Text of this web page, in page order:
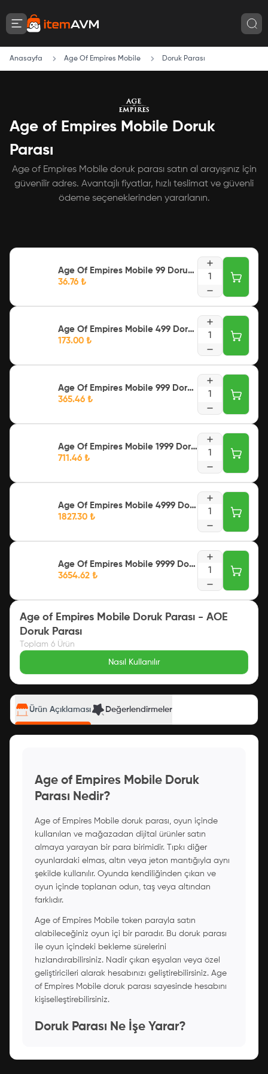
Anasayfa Age Of Empires Mobile Doruk Parası
Age of Empires Mobile Doruk
Parası
Age of Empires Mobile doruk parası satın al arayışınız için
güvenilir adres. Avantajlı fiyatlar, hızlı teslimat ve güvenli
ödeme seçeneklerinden yararlanın.
Age of Empires Mobile Doruk Parası - AOE
Doruk Parası
Toplam 6 Ürün
Nasıl Kullanılır
Age Of Empires Mobile 99 Doruk Parası [Token]
36.76 ₺
1
Age Of Empires Mobile 499 Doruk Parası [Token]
173.00 ₺
1
Age Of Empires Mobile 999 Doruk Parası [Token]
365.46 ₺
1
Age Of Empires Mobile 1999 Doruk Parası [Token]
711.46 ₺
1
Age Of Empires Mobile 4999 Doruk Parası [Token]
1827.30 ₺
1
Age Of Empires Mobile 9999 Doruk Parası [Token]
3654.62 ₺
1
Ürün Açıklaması Değerlendirmeler
Age of Empires Mobile Doruk
Parası Nedir?
Age of Empires Mobile doruk parası, oyun içinde
kullanılan ve mağazadan dijital ürünler satın
almaya yarayan bir para birimidir. Tıpkı diğer
oyunlardaki elmas, altın veya jeton mantığıyla aynı
şekilde kullanılır. Oyunda kendiliğinden çıkan ve
oyun içinde toplanan odun, taş veya altından
farklıdır.
Age of Empires Mobile token parayla satın
alabileceğiniz oyun içi bir paradır. Bu doruk parası
ile oyun içindeki bekleme sürelerini
hızlandırabilirsiniz. Nadir çıkan eşyaları veya özel
geliştiricileri alarak hesabınızı geliştirebilirsiniz. Age
of Empires Mobile doruk parası sayesinde hesabını
kişiselleştirebilirsiniz.
Doruk Parası Ne İşe Yarar?